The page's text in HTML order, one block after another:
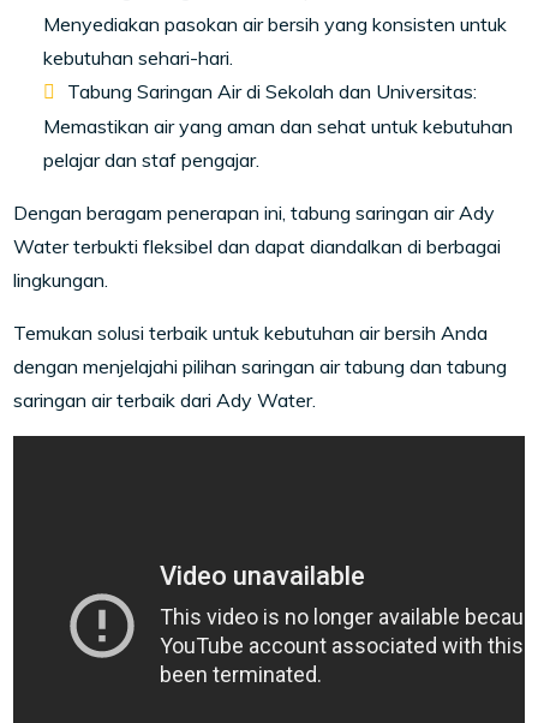
Menyediakan pasokan air bersih yang konsisten untuk
kebutuhan sehari-hari.
Tabung Saringan Air di Sekolah dan Universitas:
Memastikan air yang aman dan sehat untuk kebutuhan
pelajar dan staf pengajar.
Dengan beragam penerapan ini, tabung saringan air Ady
Water terbukti fleksibel dan dapat diandalkan di berbagai
lingkungan.
Temukan solusi terbaik untuk kebutuhan air bersih Anda
dengan menjelajahi pilihan saringan air tabung dan tabung
saringan air terbaik dari Ady Water.